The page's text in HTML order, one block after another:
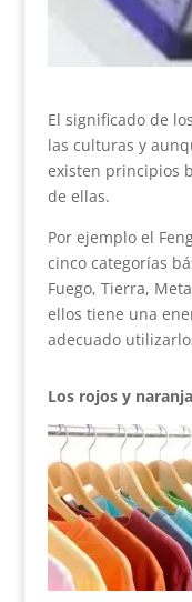
El significado de
las culturas y
existen principios
de ellas.
Por ejemplo el
cinco categorías
Fuego, Tierra,
ellos tiene una
adecuado
Los rojos y